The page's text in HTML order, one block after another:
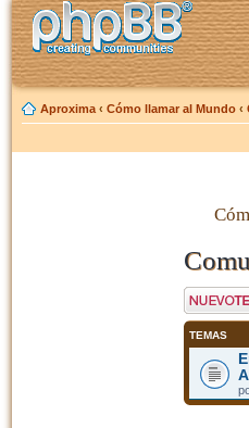
Aproxima ‹ Cómo llamar al Mundo ‹
Publicar un
tema
TEMAS